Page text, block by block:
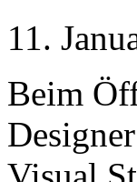
11.
Beim